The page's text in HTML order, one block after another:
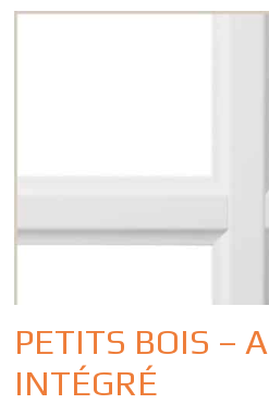
PETITS BOIS –
INTÉGRÉ